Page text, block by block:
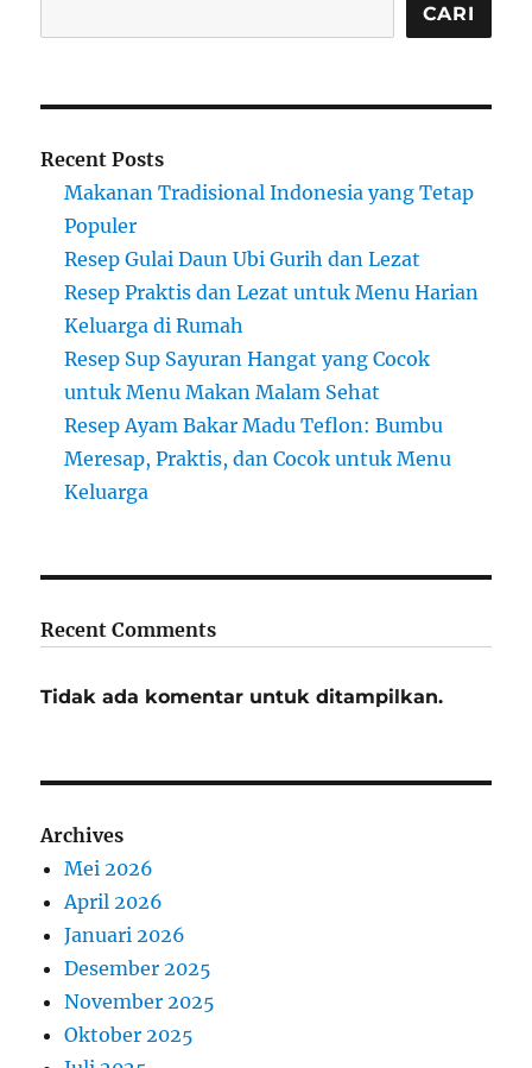
CARI
Recent Posts
Makanan Tradisional Indonesia yang Tetap
Populer
Resep Gulai Daun Ubi Gurih dan Lezat
Resep Praktis dan Lezat untuk Menu Harian
Keluarga di Rumah
Resep Sup Sayuran Hangat yang Cocok
untuk Menu Makan Malam Sehat
Resep Ayam Bakar Madu Teflon: Bumbu
Meresap, Praktis, dan Cocok untuk Menu
Keluarga
Recent Comments
Tidak ada komentar untuk ditampilkan.
Archives
Mei 2026
April 2026
Januari 2026
Desember 2025
November 2025
Oktober 2025